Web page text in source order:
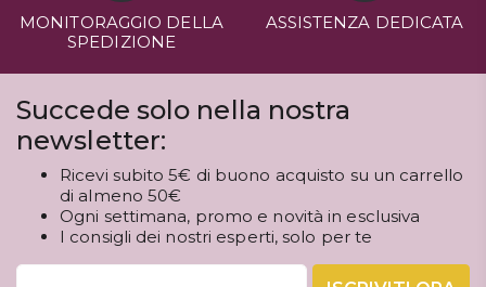
MONITORAGGIO DELLA
SPEDIZIONE
ASSISTENZA DEDICATA
Succede solo nella nostra
newsletter:
Ricevi subito 5€ di buono acquisto su un carrello
di almeno 50€
Ogni settimana, promo e novità in esclusiva
I consigli dei nostri esperti, solo per te